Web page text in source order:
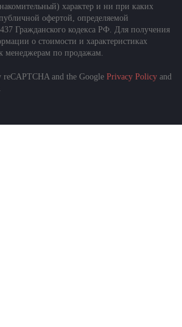
характер и ни при каких
офертой, определяемой
Гражданского кодекса РФ. Для получения
о стоимости и характеристиках
менеджерам по продажам.
reCAPTCHA and the Google Privacy Policy and